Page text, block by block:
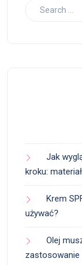
Jak
kroku:
Krem
używać?
Olej
zastosowanie